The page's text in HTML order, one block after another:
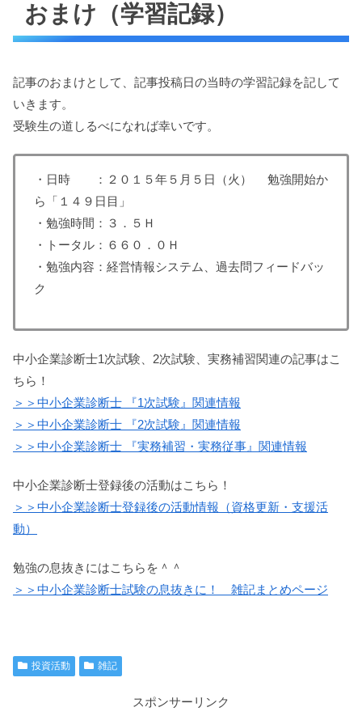
おまけ（学習記録）
記事のおまけとして、記事投稿日の当時の学習記録を記して
いきます。
受験生の道しるべになれば幸いです。
・日時 ：２０１５年５月５日（火） 勉強開始か
ら「１４９日目」
・勉強時間：３．５Ｈ
・トータル：６６０．０Ｈ
・勉強内容：経営情報システム、過去問フィードバッ
ク
中小企業診断士1次試験、2次試験、実務補習関連の記事はこ
ちら！
＞＞中小企業診断士 『1次試験』関連情報
＞＞中小企業診断士 『2次試験』関連情報
＞＞中小企業診断士 『実務補習・実務従事』関連情報
中小企業診断士登録後の活動はこちら！
＞＞中小企業診断士登録後の活動情報（資格更新・支援活
動）
勉強の息抜きにはこちらを＾＾
＞＞中小企業診断士試験の息抜きに！ 雑記まとめページ
投資活動 雑記
スポンサーリンク